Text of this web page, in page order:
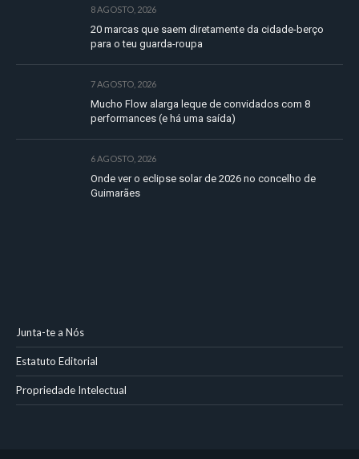
8 AGOSTO, 2026
20 marcas que saem diretamente da cidade-berço
para o teu guarda-roupa
7 AGOSTO, 2026
Mucho Flow alarga leque de convidados com 8
performances (e há uma saída)
6 AGOSTO, 2026
Onde ver o eclipse solar de 2026 no concelho de
Guimarães
Junta-te a Nós
Estatuto Editorial
Propriedade Intelectual